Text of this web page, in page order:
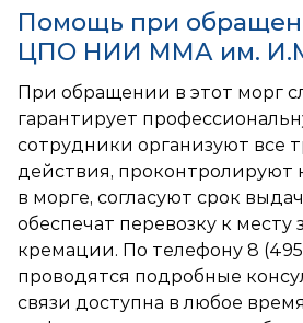
Помощь при
ЦПО НИИ ММА им.
При обращении в этот морг
гарантирует
сотрудники организуют все
действия, проконтролируют
в морге, согласуют срок
обеспечат перевозку к месту
кремации. По телефону 8
проводятся подробные
связи доступна в любое